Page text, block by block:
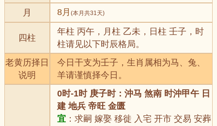
月 8月(本月共31天)
四柱
年柱 丙午，月柱 乙未，日柱 壬子，时
柱请见以下时辰格局。
老黄历择日
说明
今日干支为壬子，生肖属相为马、兔、
羊请谨慎择今日。
0时-1时 庚子时：沖马 煞南 时沖甲午 日
建 地兵 帝旺 金匮
宜 ：求嗣 嫁娶 移徙 入宅 开市 交易 安葬